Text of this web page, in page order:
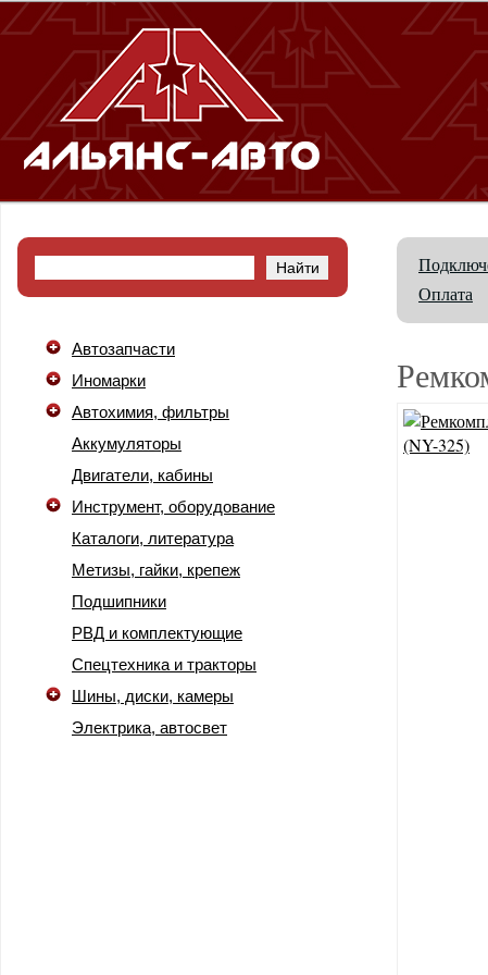
Автозапчасти
Иномарки
Автохимия, фильтры
Аккумуляторы
Двигатели, кабины
Инструмент, оборудование
Каталоги, литература
Метизы, гайки, крепеж
Подшипники
РВД и комплектующие
Спецтехника и тракторы
Шины, диски, камеры
Электрика, автосвет
Оплата